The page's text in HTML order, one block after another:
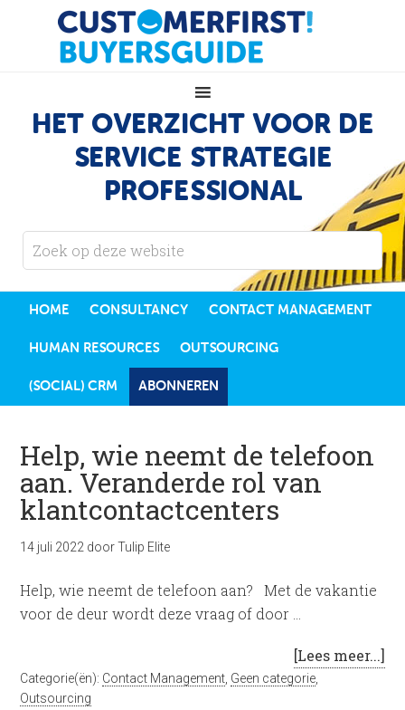
HET OVERZICHT VOOR DE
SERVICE STRATEGIE
PROFESSIONAL
HOME CONSULTANCY CONTACT MANAGEMENT
HUMAN RESOURCES OUTSOURCING
(SOCIAL) CRM ABONNEREN
Help, wie neemt de telefoon
aan. Veranderde rol van
klantcontactcenters
14 juli 2022 doorTulip Elite
Help, wie neemt de telefoon aan? Met de vakantie
voor de deur wordt deze vraag of door …
[Lees meer...]
Categorie(ën): Contact Management Geen categorie
Outsourcing